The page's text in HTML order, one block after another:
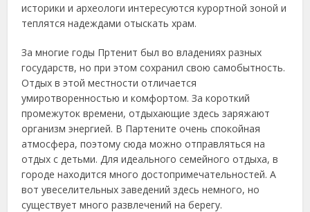
историки и археологи интересуются курортной зоной и
теплятся надеждами отыскать храм.
За многие годы Пртенит был во владениях разных
государств, но при этом сохранил свою самобытность.
Отдых в этой местности отличается
умиротворенностью и комфортом. За короткий
промежуток времени, отдыхающие здесь заряжают
организм энергией. В Партените очень спокойная
атмосфера, поэтому сюда можно отправляться на
отдых с детьми. Для идеального семейного отдыха, в
городе находится много достопримечательностей. А
вот увеселительных заведений здесь немного, но
существует много развлечений на берегу.